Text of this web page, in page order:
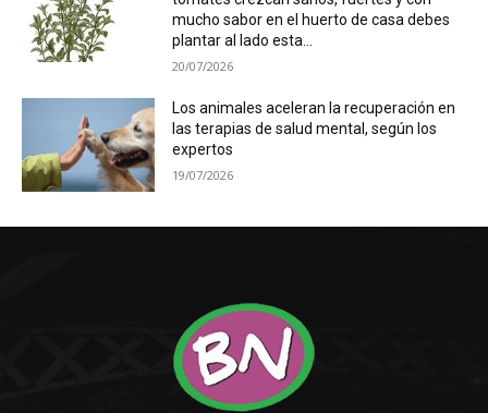
mucho sabor en el huerto de casa debes
plantar al lado esta...
20/07/2026
Los animales aceleran la recuperación en
las terapias de salud mental, según los
expertos
19/07/2026